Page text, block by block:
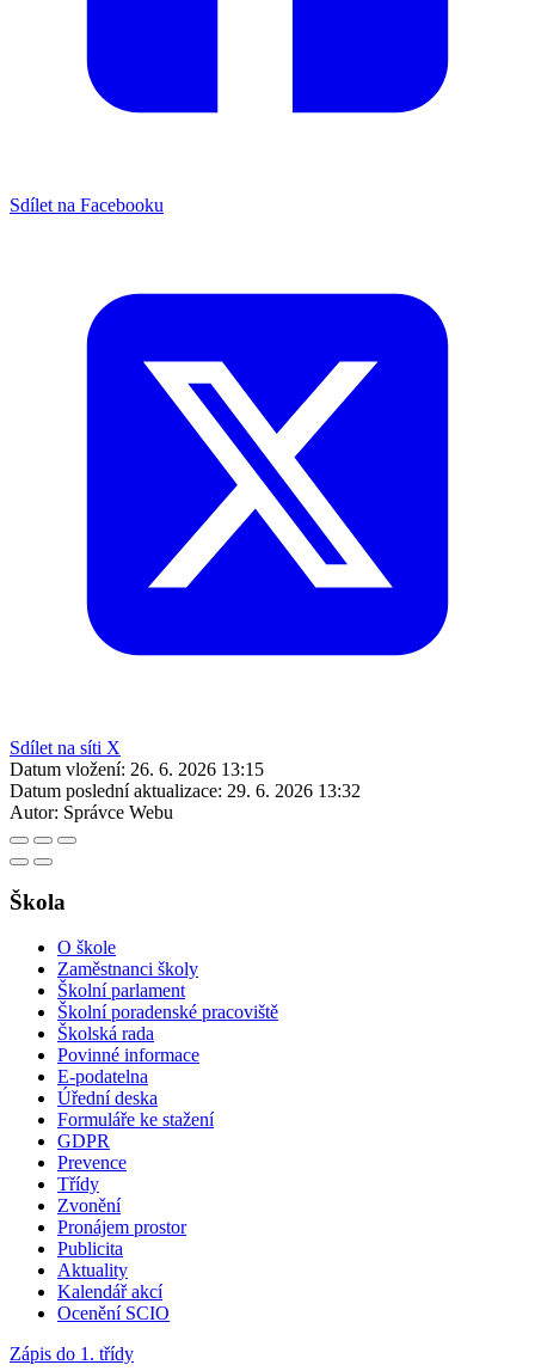
Sdílet na Facebooku
Sdílet na síti X
Datum vložení: 26. 6. 2026 13:15
Datum poslední aktualizace: 29. 6. 2026 13:32
Autor: Správce Webu
Škola
O škole
Zaměstnanci školy
Školní parlament
Školní poradenské pracoviště
Školská rada
Povinné informace
E-podatelna
Úřední deska
Formuláře ke stažení
GDPR
Prevence
Třídy
Zvonění
Pronájem prostor
Publicita
Aktuality
Kalendář akcí
Ocenění SCIO
Zápis do 1. třídy